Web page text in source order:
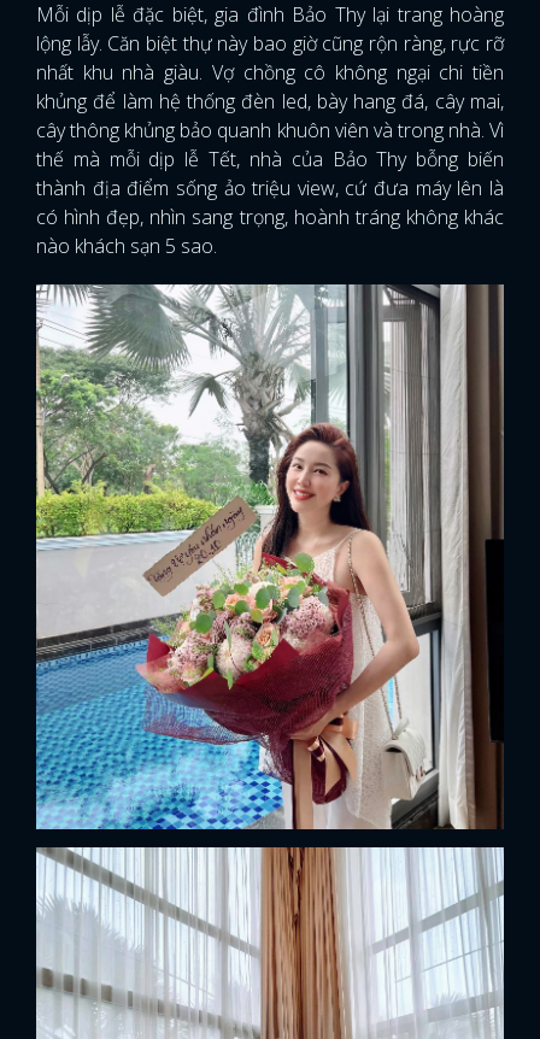
Mỗi dịp lễ đặc biệt, gia đình Bảo Thy lại trang hoàng
lộng lẫy. Căn biệt thự này bao giờ cũng rộn ràng, rực rỡ
nhất khu nhà giàu. Vợ chồng cô không ngại chi tiền
khủng để làm hệ thống đèn led, bày hang đá, cây mai,
cây thông khủng bảo quanh khuôn viên và trong nhà. Vì
thế mà mỗi dịp lễ Tết, nhà của Bảo Thy bỗng biến
thành địa điểm sống ảo triệu view, cứ đưa máy lên là
có hình đẹp, nhìn sang trọng, hoành tráng không khác
nào khách sạn 5 sao.